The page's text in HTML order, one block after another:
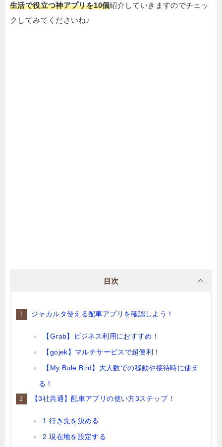
生活で役立つ神アプリを10個紹介していきますのでチェッ
クしてみてくださいね♪
目次
ジャカルタ使える配車アプリを確認しよう！
【Grab】ビジネス利用におすすめ！
【gojek】マルチサービスで超便利！
【My Bule Bird】大人数での移動や接待時に使え
る！
【3社共通】配車アプリの使い方3ステップ！
1.行き先を決める
2.現在地を設定する